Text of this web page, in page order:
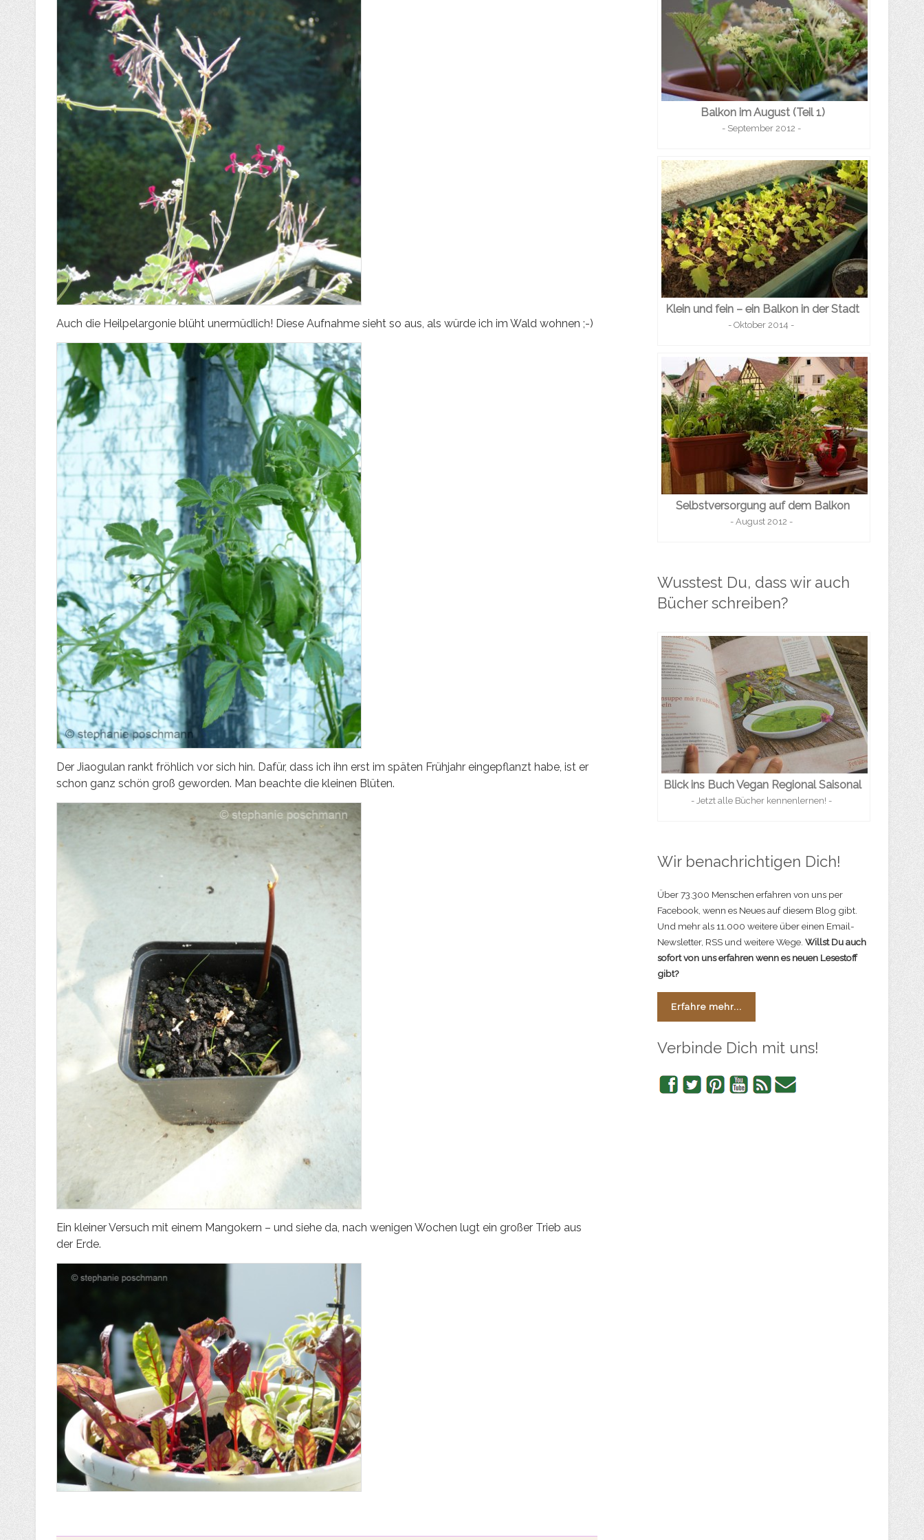
Auch die Heilpelargonie blüht unermüdlich! Diese Aufnahme sieht so aus, als würde ich im Wald wohnen ;-)
Der Jiaogulan rankt fröhlich vor sich hin. Dafür, dass ich ihn erst im späten Frühjahr eingepflanzt habe, ist er
schon ganz schön groß geworden. Man beachte die kleinen Blüten.
Ein kleiner Versuch mit einem Mangokern – und siehe da, nach wenigen Wochen lugt ein großer Trieb aus
der Erde.
Balkon im August (Teil 1)
- September 2012 -
Klein und fein – ein Balkon in der Stadt
- Oktober 2014 -
Selbstversorgung auf dem Balkon
- August 2012 -
Wusstest Du, dass wir auch
Bücher schreiben?
Blick ins Buch Vegan Regional Saisonal
- Jetzt alle Bücher kennenlernen! -
Wir benachrichtigen Dich!
Über 73.300 Menschen erfahren von uns per
Facebook, wenn es Neues auf diesem Blog gibt.
Und mehr als 11.000 weitere über einen Email-
Newsletter, RSS und weitere Wege. Willst Du auch
sofort von uns erfahren wenn es neuen Lesestoff
gibt?
Erfahre mehr...
Verbinde Dich mit uns!
Facebook
TwitterPinterestYouTubeRSS